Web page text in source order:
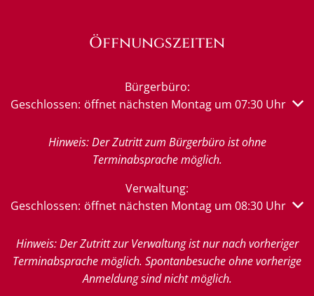
Öffnungszeiten
Bürgerbüro:
Klicken, um weitere Öffnungs- oder Schließzeiten
Geschlossen: öffnet nächsten Montag um 07:30 Uhr
Hinweis: Der Zutritt zum Bürgerbüro ist ohne
Terminabsprache möglich.
Verwaltung:
Klicken, um weitere Öffnungs- oder Schließzeiten
Geschlossen: öffnet nächsten Montag um 08:30 Uhr
Hinweis: Der Zutritt zur Verwaltung ist nur nach vorheriger
Terminabsprache möglich. Spontanbesuche ohne vorherige
Anmeldung sind nicht möglich.